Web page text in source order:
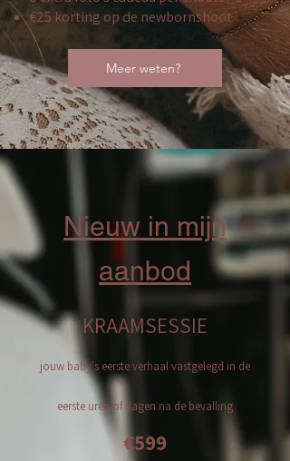
€25 korting op de newbornshoot
Meer weten?
Nieuw in mijn
aanbod
KRAAMSESSIE
jouw baby's eerste verhaal vastgelegd in de
eerste uren of dagen na de bevalling
€599